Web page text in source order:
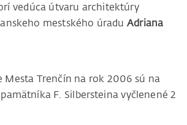
vedúca útvaru architektúry
mestského úraduAdriana
Trenčín na rok 2006 sú na
F. Silbersteina vyčlenené 2